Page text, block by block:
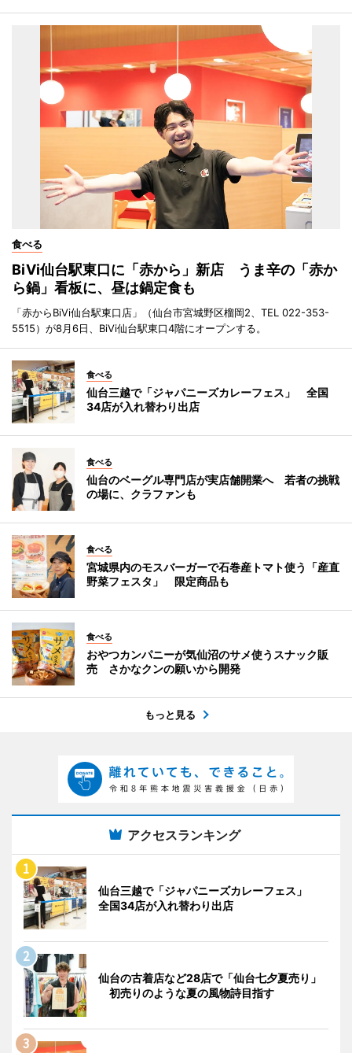
食べる
BiVi仙台駅東口に「赤から」新店 うま辛の「赤か
ら鍋」看板に、昼は鍋定食も
「赤からBiVi仙台駅東口店」（仙台市宮城野区榴岡2、TEL 022-353-
5515）が8月6日、BiVi仙台駅東口4階にオープンする。
食べる
仙台三越で「ジャパニーズカレーフェス」 全国
34店が入れ替わり出店
食べる
仙台のベーグル専門店が実店舗開業へ 若者の挑戦
の場に、クラファンも
食べる
宮城県内のモスバーガーで石巻産トマト使う「産直
野菜フェスタ」 限定商品も
食べる
おやつカンパニーが気仙沼のサメ使うスナック販
売 さかなクンの願いから開発
もっと見る
アクセスランキング
仙台三越で「ジャパニーズカレーフェス」
全国34店が入れ替わり出店
仙台の古着店など28店で「仙台七夕夏売り」
初売りのような夏の風物詩目指す